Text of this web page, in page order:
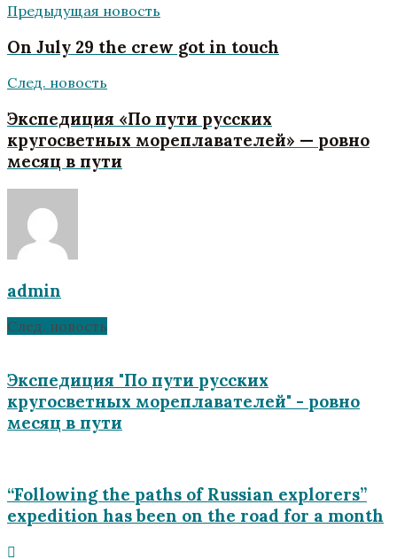
Предыдущая новость
On July 29 the crew got in touch
След. новость
Экспедиция «По пути русских
кругосветных мореплавателей» — ровно
месяц в пути
admin
След. новость
Экспедиция "По пути русских
кругосветных мореплавателей" - ровно
месяц в пути
“Following the paths of Russian explorers”
expedition has been on the road for a month